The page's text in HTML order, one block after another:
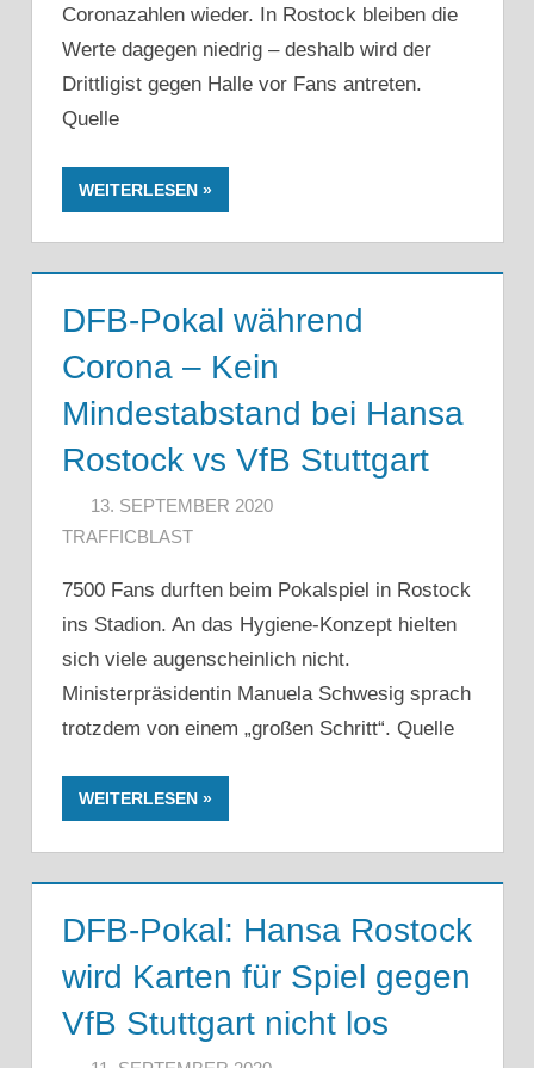
Coronazahlen wieder. In Rostock bleiben die
Werte dagegen niedrig – deshalb wird der
Drittligist gegen Halle vor Fans antreten.
Quelle
WEITERLESEN
DFB-Pokal während
Corona – Kein
Mindestabstand bei Hansa
Rostock vs VfB Stuttgart
13. SEPTEMBER 2020
TRAFFICBLAST
7500 Fans durften beim Pokalspiel in Rostock
ins Stadion. An das Hygiene-Konzept hielten
sich viele augenscheinlich nicht.
Ministerpräsidentin Manuela Schwesig sprach
trotzdem von einem „großen Schritt“. Quelle
WEITERLESEN
DFB-Pokal: Hansa Rostock
wird Karten für Spiel gegen
VfB Stuttgart nicht los